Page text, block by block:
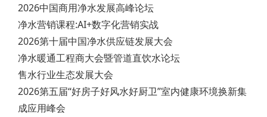
2026中国商用净水发展高峰论坛
净水营销课程:AI+数字化营销实战
2026第十届中国净水供应链发展大会
净水暖通工程商大会暨管道直饮水论坛
售水行业生态发展大会
2026第五届“好房子好风水好厨卫”室内健康环境换新集
成应用峰会